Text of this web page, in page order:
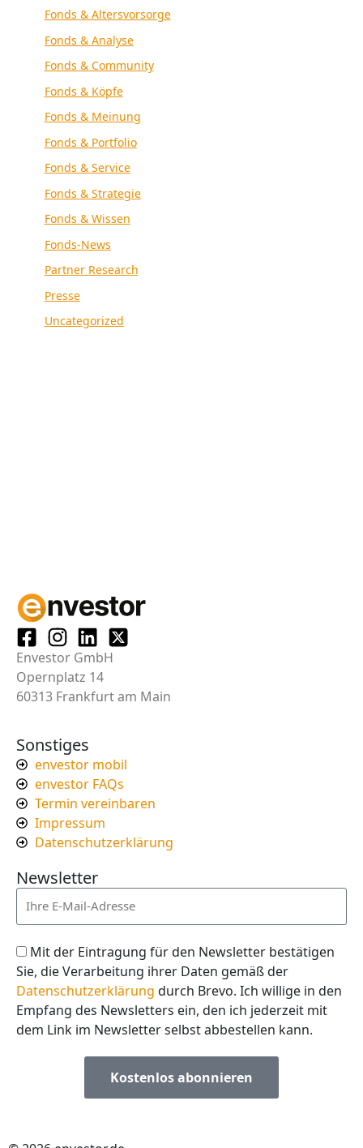
Fonds & Altersvorsorge
Fonds & Analyse
Fonds & Community
Fonds & Köpfe
Fonds & Meinung
Fonds & Portfolio
Fonds & Service
Fonds & Strategie
Fonds & Wissen
Fonds-News
Partner Research
Presse
Uncategorized
Envestor GmbH
Opernplatz 14
60313 Frankfurt am Main
Sonstiges
envestor mobil
envestor FAQs
Termin vereinbaren
Impressum
Datenschutzerklärung
Newsletter
Mit der Eintragung für den Newsletter bestätigen
Sie, die Verarbeitung ihrer Daten gemäß der
Datenschutzerklärung durch Brevo. Ich willige in den
Empfang des Newsletters ein, den ich jederzeit mit
dem Link im Newsletter selbst abbestellen kann.
Kostenlos abonnieren